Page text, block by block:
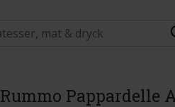
Rummo Pappardelle